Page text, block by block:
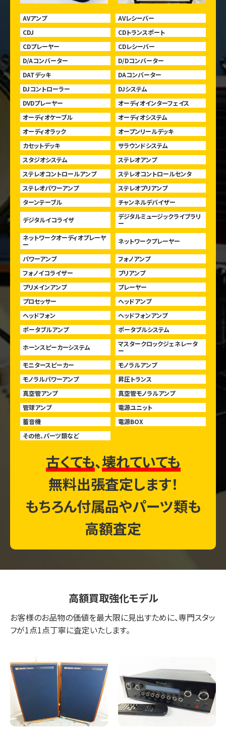
AVアンプ
AVレシーバー
CDJ
CDトランスポート
CDプレーヤー
CDレシーバー
D/Aコンバーター
D/Dコンバーター
DATデッキ
DAコンバーター
DJコントローラー
DJシステム
DVDプレーヤー
オーディオインターフェイス
オーディオケーブル
オーディオシステム
オーディオラック
オープンリールデッキ
カセットデッキ
サラウンドシステム
スタジオシステム
ステレオアンプ
ステレオコントロールアンプ
ステレオコントロールセンタ
ステレオパワーアンプ
ステレオプリアンプ
ターンテーブル
チャンネルデバイザー
デジタルイコライザ
デジタルミュージックライブラリ
ー
ネットワークオーディオプレーヤ
ー
ネットワークプレーヤー
パワーアンプ
フォノアンプ
フォノイコライザー
プリアンプ
プリメインアンプ
プレーヤー
プロセッサー
ヘッドアンプ
ヘッドフォン
ヘッドフォンアンプ
ポータブルアンプ
ポータブルシステム
ホーンスピーカーシステム
マスタークロックジェネレータ
ー
モニタースピーカー
モノラルアンプ
モノラルパワーアンプ
昇圧トランス
真空管アンプ
真空管モノラルアンプ
管球アンプ
電源ユニット
蓄音機
電源BOX
その他、パーツ類など
古くても、壊れていても
無料出張査定します！
もちろん付属品やパーツ類も
高額査定
高額買取強化モデル
お客様のお品物の価値を最大限に見出すために、専門スタッ
フが1点1点丁寧に査定いたします。